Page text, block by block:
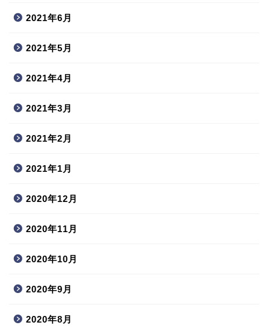
2021年6月
2021年5月
2021年4月
2021年3月
2021年2月
2021年1月
2020年12月
2020年11月
2020年10月
2020年9月
2020年8月